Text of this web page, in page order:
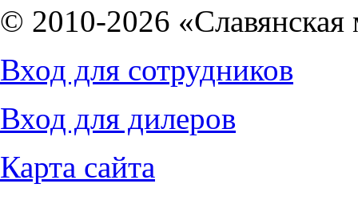
3864руб.
© 2010-2026 «Славянская
Вход для сотрудников
Вход для дилеров
Карта сайта